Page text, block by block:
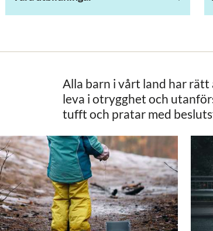
Alla barn i vårt land har rätt
leva i otrygghet och
tufft och pratar med